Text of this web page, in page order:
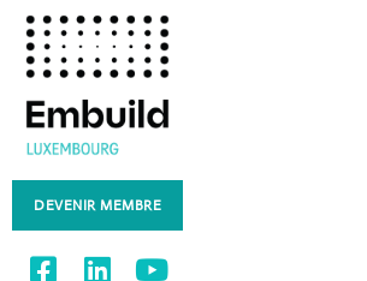
DEVENIR MEMBRE